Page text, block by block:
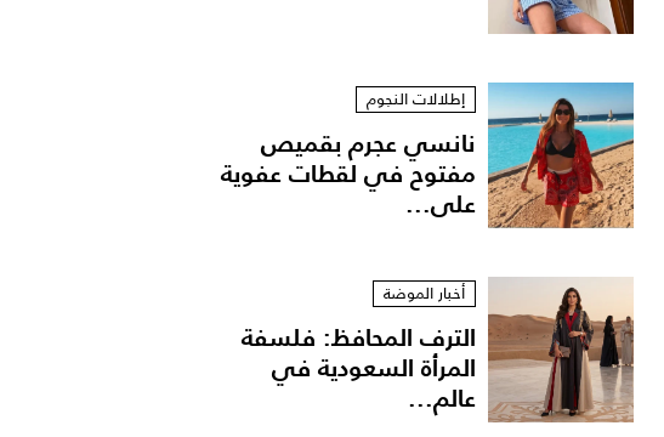
إطلالات النجوم
نانسي عجرم بقميص
مفتوح في لقطات عفوية
على...
أخبار الموضة
الترف المحافظ: فلسفة
المرأة السعودية في
عالم...